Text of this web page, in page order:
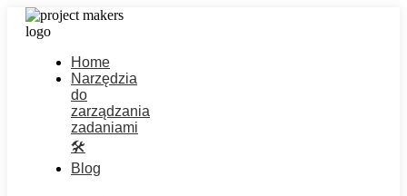
Home
Narzędzia
do
zarządzania
zadaniami
🛠️
Blog